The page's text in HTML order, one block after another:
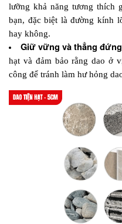
lưỡng khả năng tương thích
bạn, đặc biệt là đường kính
hay không.
Giữ vững và thẳng
hạt và đảm bảo rằng dao ở
công để tránh làm hư hỏng